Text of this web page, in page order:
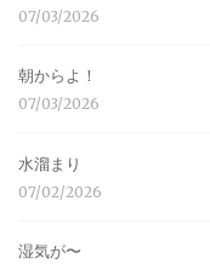
07/03/2026
朝からよ！
07/03/2026
水溜まり
07/02/2026
湿気が〜